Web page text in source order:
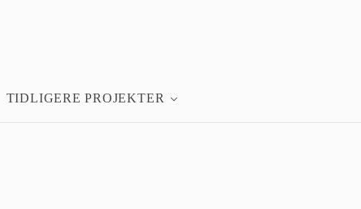
TIDLIGERE PROJEKTER